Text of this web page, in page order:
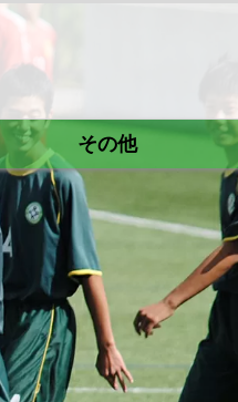
その他